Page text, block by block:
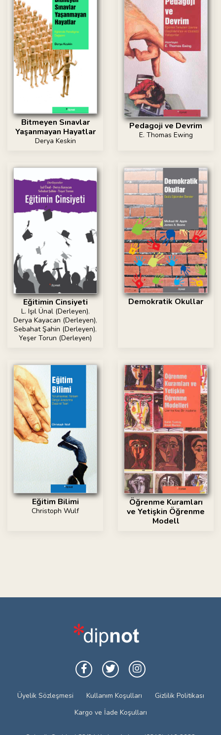
Bitmeyen Sınavlar
Yaşanmayan Hayatlar
Derya Keskin
Pedagoji ve Devrim
E. Thomas Ewing
Eğitimin Cinsiyeti
L. Işıl Ünal (Derleyen),
Derya Kayacan (Derleyen),
Sebahat Şahin (Derleyen),
Yeşer Torun (Derleyen)
Demokratik Okullar
Eğitim Bilimi
Christoph Wulf
Öğrenme Kuramları
ve Yetişkin Öğrenme
Modell
Üyelik Sözleşmesi Kullanım Koşulları
Gizlilik Politikası
Kargo ve İade Koşulları